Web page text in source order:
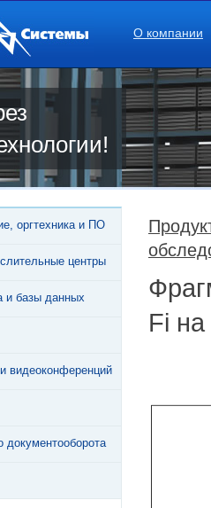
О компании
оргтехника и ПО
центры
и базы данных
видеоконференций
документооборота
Fi на